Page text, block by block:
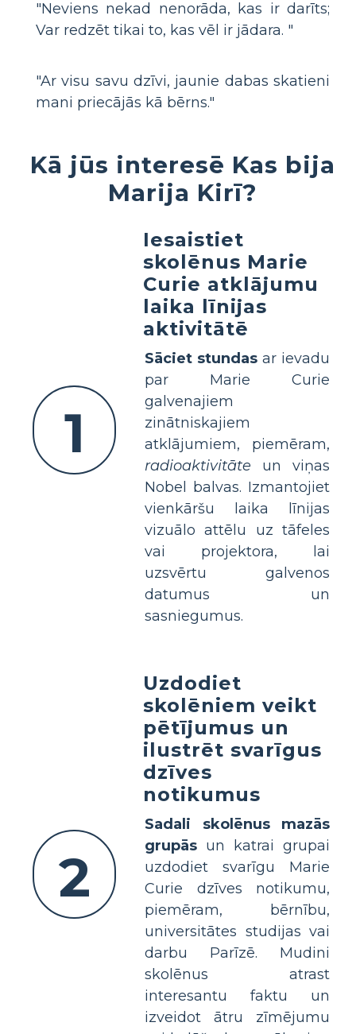
"Neviens nekad nenorāda, kas ir darīts;
Var redzēt tikai to, kas vēl ir jādara. "
"Ar visu savu dzīvi, jaunie dabas skatieni
mani priecājās kā bērns."
Kā jūs interesē Kas bija
Marija Kirī?
1
Iesaistiet
skolēnus Marie
Curie atklājumu
laika līnijas
aktivitātē
Sāciet stundas ar ievadu
par Marie Curie
galvenajiem
zinātniskajiem
atklājumiem, piemēram,
radioaktivitāte un viņas
Nobel balvas. Izmantojiet
vienkāršu laika līnijas
vizuālo attēlu uz tāfeles
vai projektora, lai
uzsvērtu galvenos
datumus un
sasniegumus.
2
Uzdodiet
skolēniem veikt
pētījumus un
ilustrēt svarīgus
dzīves
notikumus
Sadali skolēnus mazās
grupās un katrai grupai
uzdodiet svarīgu Marie
Curie dzīves notikumu,
piemēram, bērnību,
universitātes studijas vai
darbu Parīzē. Mudini
skolēnus atrast
interesantu faktu un
izveidot ātru zīmējumu